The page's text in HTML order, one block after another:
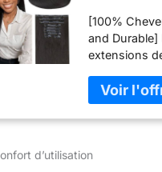
Yaki
Extension
Sans
22 Pouces
Cheveux
Clips
[100%
and Durable]
extensions
Lashey sont
partir de
humains, ce
toucher de
d’utilisation